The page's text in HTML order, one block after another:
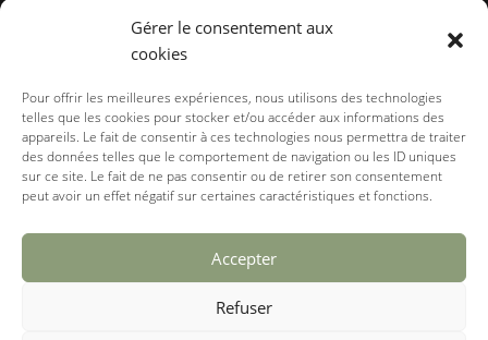
Gérer le consentement aux
cookies
Pour offrir les meilleures expériences, nous utilisons des technologies
telles que les cookies pour stocker et/ou accéder aux informations des
appareils. Le fait de consentir à ces technologies nous permettra de traiter
des données telles que le comportement de navigation ou les ID uniques
sur ce site. Le fait de ne pas consentir ou de retirer son consentement
peut avoir un effet négatif sur certaines caractéristiques et fonctions.
Accepter
Refuser
Accueil Vélo
RÉSERVER
Mentions légalesGestion des cookies
Conditions Générales de Vente